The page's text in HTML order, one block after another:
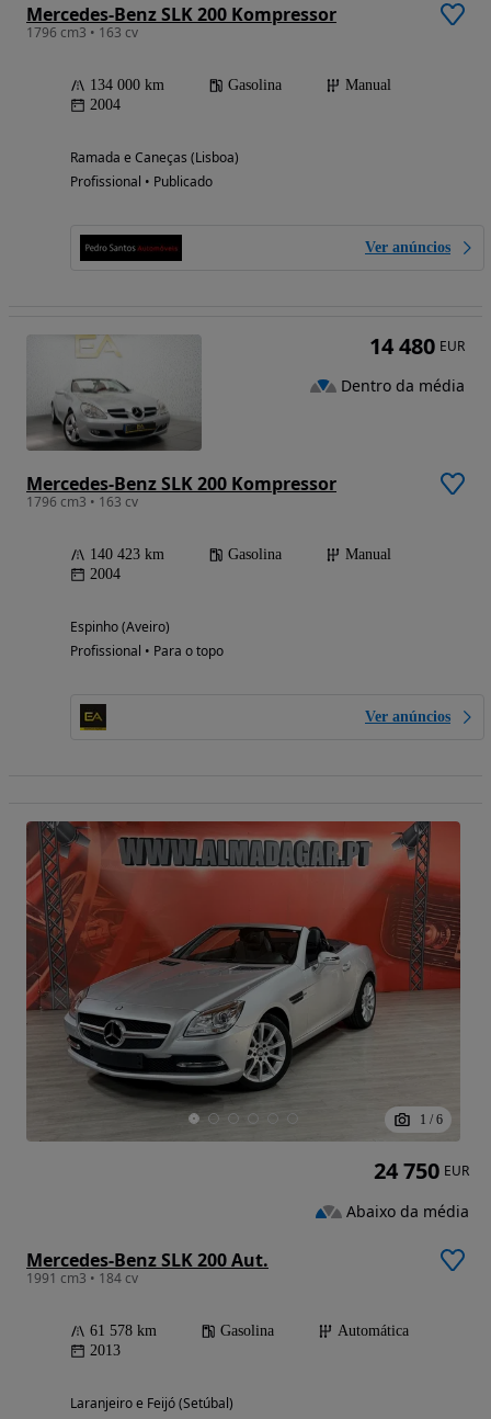
Mercedes-Benz SLK 200 Kompressor
1796 cm3 • 163 cv
134 000 km Gasolina
Manual
2004
Ramada e Caneças (Lisboa)
Profissional • Publicado
Ver anúncios
Mercedes-Benz SLK 200 Kompressor
1796 cm3 • 163 cv
140 423 km Gasolina
Manual
2004
Espinho (Aveiro)
Profissional • Para o topo
Ver anúncios
14 480 EUR
Dentro da média
1 / 6
Mercedes-Benz SLK 200 Aut.
1991 cm3 • 184 cv
61 578 km Gasolina
Automática
2013
Laranjeiro e Feijó (Setúbal)
24 750 EUR
Abaixo da média